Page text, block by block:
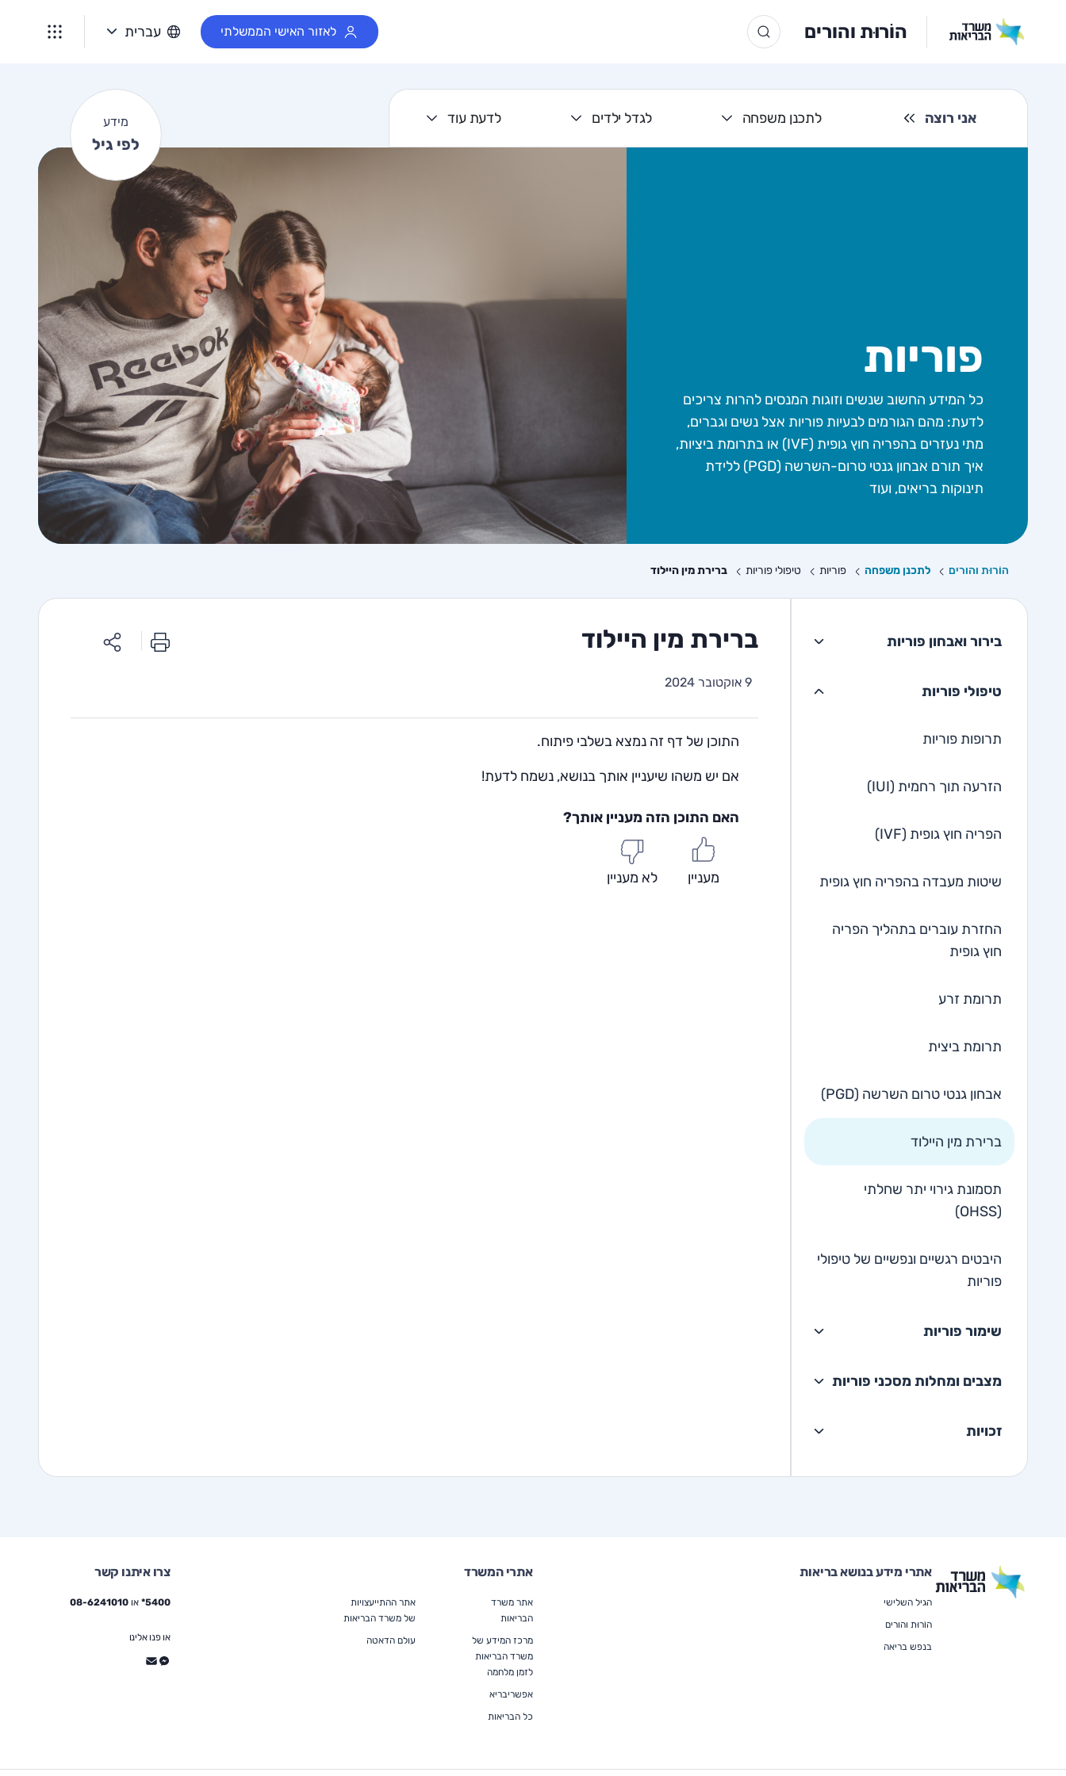
הוֹרוּת והורים לאזור האישי הממשלתי עברית
אני רוצה לתכנן משפחה לגדל ילדים לדעת עוד מידע
לפי גיל
מ
ג
ל
פוריות
כל המידע החשוב שנשים וזוגות המנסים להרות צריכים
לדעת: מהם הגורמים לבעיות פוריות אצל נשים וגברים,
מתי נעזרים בהפריה חוץ גופית (IVF) או בתרומת ביציות,
איך תורם אבחון גנטי טרום-השרשה (PGD) ללידת
תינוקות בריאים, ועוד
הוֹרוּת והורים לתכנן משפחה פוריות טיפולי פוריות ברירת מין היילוד
בירור ואבחון פוריות
טיפולי פוריות
תרופות פוריות
הזרעה תוך רחמית (IUI)
הפריה חוץ גופית (IVF)
שיטות מעבדה בהפריה חוץ גופית
החזרת עוברים בתהליך הפריה
חוץ גופית
תרומת זרע
תרומת ביצית
אבחון גנטי טרום השרשה (PGD)
ברירת מין היילוד
תסמונת גירוי יתר שחלתי
(OHSS)
היבטים רגשיים ונפשיים של טיפולי
פוריות
שימור פוריות
מצבים ומחלות מסכני פוריות
זכויות
ברירת מין היילוד
9 אוקטובר 2024
התוכן של דף זה נמצא בשלבי פיתוח.
אם יש משהו שיעניין אותך בנושא, נשמח לדעת!
האם התוכן הזה מעניין אותך?
מעניין לא מעניין
אתרי מידע בנושא בריאות
הגיל השלישי
הוֹרוּת והורים
בנפש בריאה
אתרי המשרד
אתר משרד
הבריאות
מרכז המידע של
משרד הבריאות
לזמן מלחמה
אפשריבריא
כל הבריאות
אתר ההתייעצויות
של משרד הבריאות
עולם הדאטה
צרו איתנו קשר
5400* או 08-6241010
או פנו אלינו